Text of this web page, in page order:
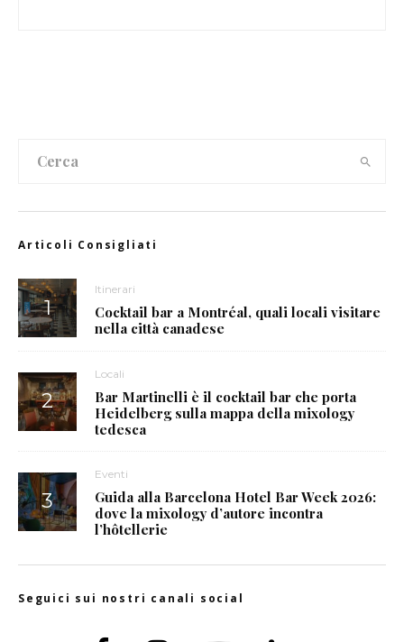
Articoli Consigliati
Itinerari
Cocktail bar a Montréal, quali locali visitare
nella città canadese
Locali
Bar Martinelli è il cocktail bar che porta
Heidelberg sulla mappa della mixology
tedesca
Eventi
Guida alla Barcelona Hotel Bar Week 2026:
dove la mixology d’autore incontra
l’hôtellerie
Seguici sui nostri canali social